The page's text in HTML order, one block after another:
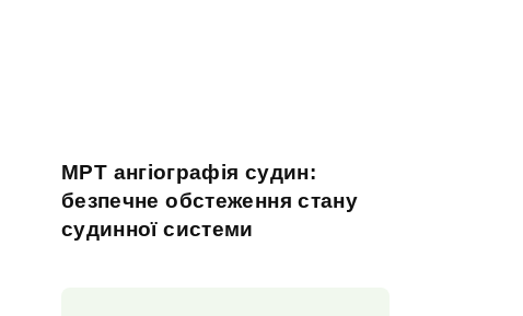
МРТ ангіографія судин:
безпечне обстеження стану
судинної системи